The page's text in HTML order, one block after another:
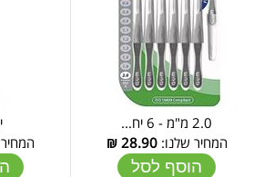
2.0 מ"מ - 6 יח...
המחיר שלנו:28.90
₪
הוסף לסל